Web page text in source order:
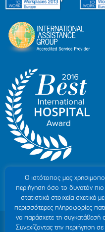
© 2007-2026 ΥΓΕΙΑ
Ο ιστότοπoς μας
περιήγηση όσο το δυνατόν πιο
στατιστικά στοιχεία σχετικά
περισσότερες πληροφορίες
να παράσχετε τη συγκατάθεσή
Συνεχίζοντας την περιήγηση